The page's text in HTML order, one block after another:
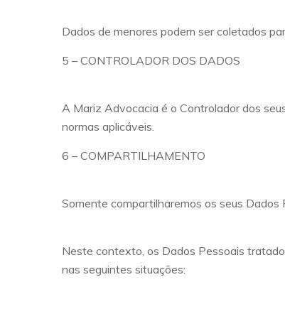
Dados de menores podem ser coletados
5 – CONTROLADOR DOS DADOS
A Mariz Advocacia é o Controlador dos
normas aplicáveis.
6 – COMPARTILHAMENTO
Somente compartilharemos os seus
Neste contexto, os Dados Pessoais
nas seguintes situações: